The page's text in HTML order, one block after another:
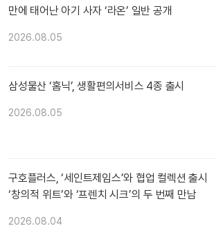
만에 태어난 아기 사자 ‘라온’ 일반 공개
2026.08.05
삼성물산 ‘홈닉’, 생활편의서비스 4종 출시
2026.08.05
구호플러스, ‘세인트제임스’와 협업 컬렉션 출시
‘창의적 위트’와 ‘프렌치 시크’의 두 번째 만남
2026.08.04